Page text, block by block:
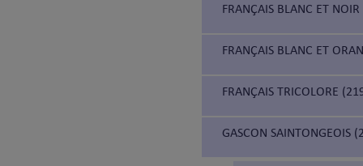
FRANÇAIS BLANC ET
FRANÇAIS BLANC ET
FRANÇAIS TRICOLORE
GASCON SAINTONGEOIS